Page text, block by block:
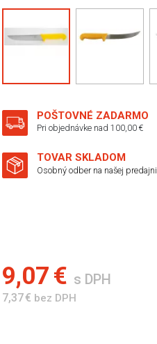
POŠTOVNÉ ZADARMO
Pri objednávke nad 100,00 €
TOVAR SKLADOM
Osobný odber na našej predajni
9,07 € s DPH
7,37 € bez DPH